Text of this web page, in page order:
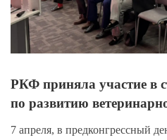
РКФ приняла участие в
по развитию
7 апреля, в предконгрессный